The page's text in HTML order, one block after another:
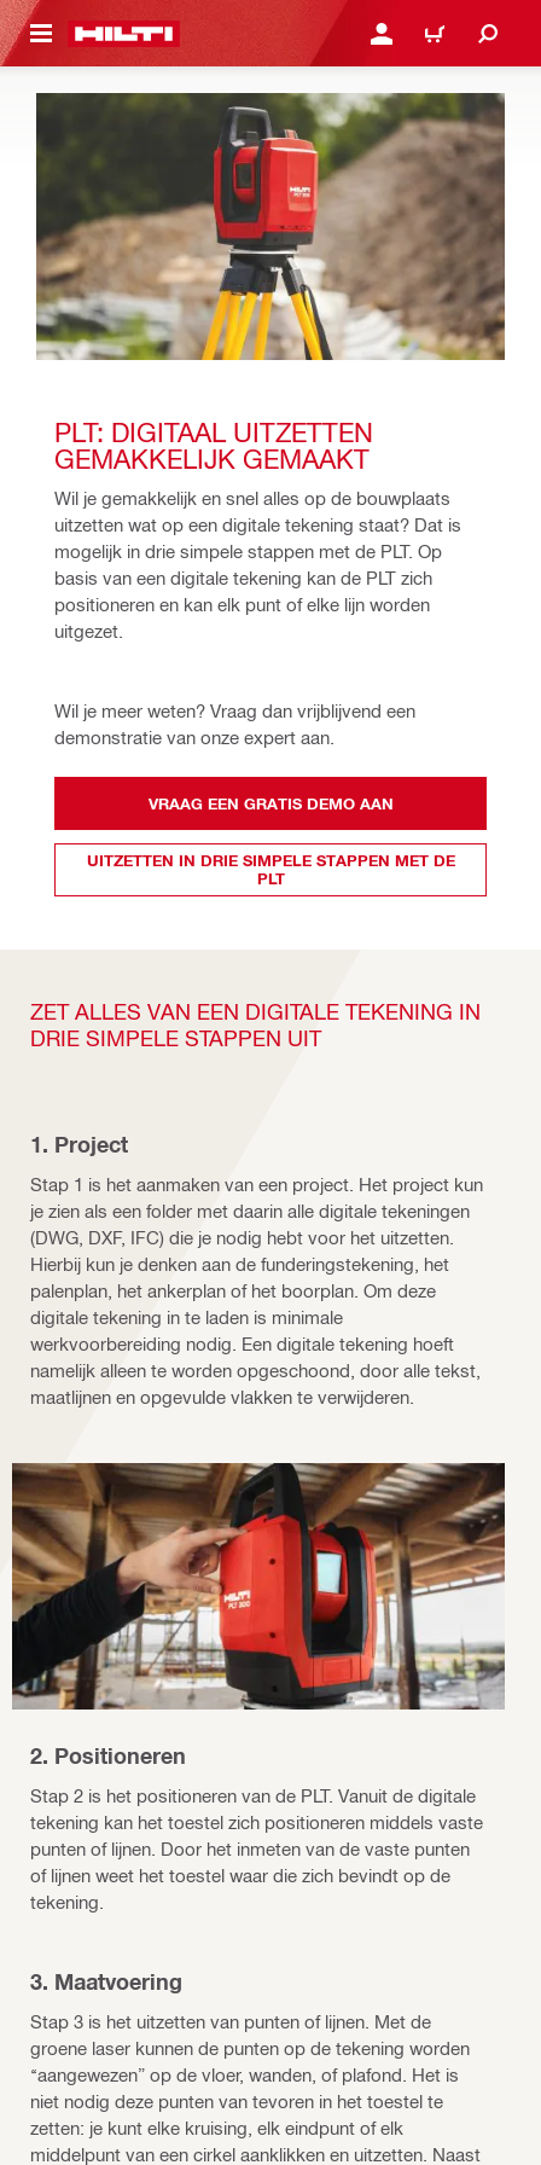
HOOFDINHOUD AANMELDEN OF
WINKELWAGEN
PLT: DIGITAAL UITZETTEN
GEMAKKELIJK GEMAAKT
Wil je gemakkelijk en snel alles op de bouwplaats
uitzetten wat op een digitale tekening staat? Dat is
mogelijk in drie simpele stappen met de PLT. Op
basis van een digitale tekening kan de PLT zich
positioneren en kan elk punt of elke lijn worden
uitgezet.
Wil je meer weten? Vraag dan vrijblijvend een
demonstratie van onze expert aan.
VRAAG EEN GRATIS DEMO AAN
UITZETTEN IN DRIE SIMPELE STAPPEN MET DE
PLT
ZET ALLES VAN EEN DIGITALE TEKENING IN
DRIE SIMPELE STAPPEN UIT
1. Project
Stap 1 is het aanmaken van een project. Het project kun
je zien als een folder met daarin alle digitale tekeningen
(DWG, DXF, IFC) die je nodig hebt voor het uitzetten.
Hierbij kun je denken aan de funderingstekening, het
palenplan, het ankerplan of het boorplan. Om deze
digitale tekening in te laden is minimale
werkvoorbereiding nodig. Een digitale tekening hoeft
namelijk alleen te worden opgeschoond, door alle tekst,
maatlijnen en opgevulde vlakken te verwijderen.
2. Positioneren
Stap 2 is het positioneren van de PLT. Vanuit de digitale
tekening kan het toestel zich positioneren middels vaste
punten of lijnen. Door het inmeten van de vaste punten
of lijnen weet het toestel waar die zich bevindt op de
tekening.
3. Maatvoering
Stap 3 is het uitzetten van punten of lijnen. Met de
groene laser kunnen de punten op de tekening worden
‘‘aangewezen” op de vloer, wanden, of plafond. Het is
niet nodig deze punten van tevoren in het toestel te
zetten: je kunt elke kruising, elk eindpunt of elk
middelpunt van een cirkel aanklikken en uitzetten. Naast